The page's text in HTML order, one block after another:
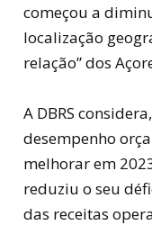
começou a
localização
relação” dos
A DBRS
desempenho
melhorar em
reduziu o seu
das receitas